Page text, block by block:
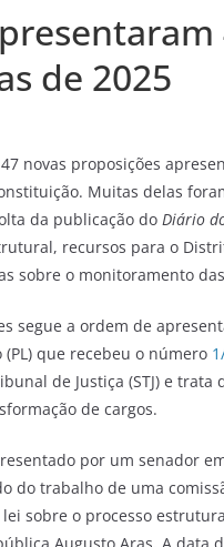
de 2025
novas proposições
Muitas delas
da publicação do Diário
recursos para o
sobre o monitoramento
segue a ordem de
que recebeu o número
de Justiça (STJ) e
de cargos.
por um senador
do trabalho de uma
sobre o processo